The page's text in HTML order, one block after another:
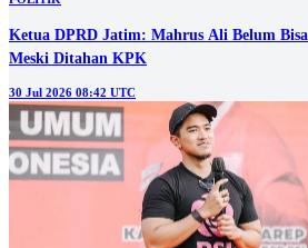
Ketua DPRD Jatim: Mahrus Ali Belum
Meski Ditahan KPK
30 Jul 2026 08:42 UTC